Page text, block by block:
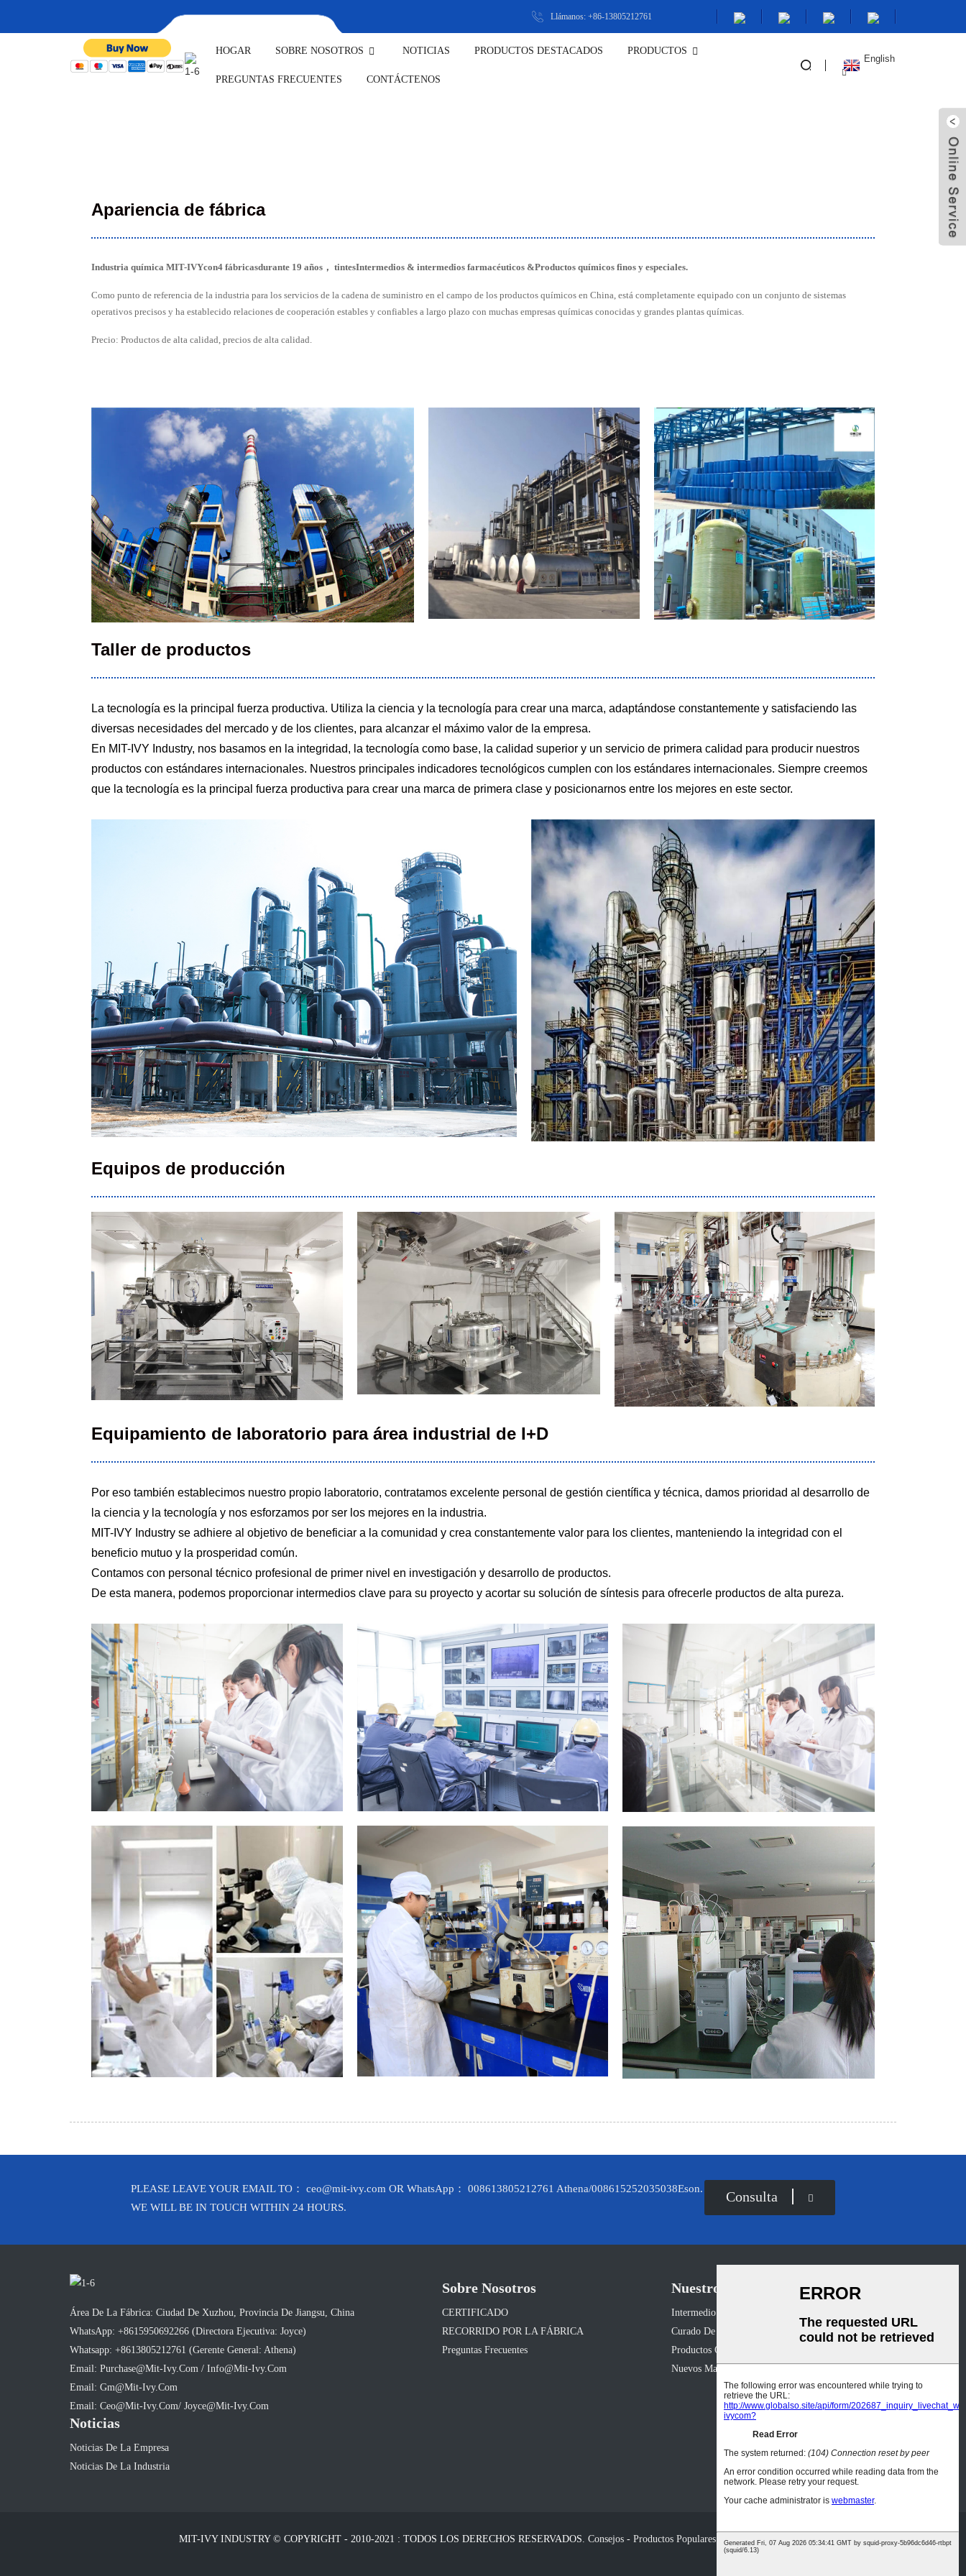
Llámanos: +86-13805212761
HOGAR SOBRE NOSOTROS NOTICIAS PRODUCTOS DESTACADOS PRODUCTOS
PREGUNTAS FRECUENTES CONTÁCTENOS
English
RECORRIDO POR LA FÁBRICA
Apariencia de fábrica
Industria química MIT-IVYcon4 fábricasdurante 19 años ， tintesIntermedios & intermedios farmacéuticos &Productos químicos finos y especiales.
Como punto de referencia de la industria para los servicios de la cadena de suministro en el campo de los productos químicos en China, está completamente equipado con un conjunto de sistemas
operativos precisos y ha establecido relaciones de cooperación estables y confiables a largo plazo con muchas empresas químicas conocidas y grandes plantas químicas.
Precio: Productos de alta calidad, precios de alta calidad.
Taller de productos
La tecnología es la principal fuerza productiva. Utiliza la ciencia y la tecnología para crear una marca, adaptándose constantemente y satisfaciendo las
diversas necesidades del mercado y de los clientes, para alcanzar el máximo valor de la empresa.
En MIT-IVY Industry, nos basamos en la integridad, la tecnología como base, la calidad superior y un servicio de primera calidad para producir nuestros
productos con estándares internacionales. Nuestros principales indicadores tecnológicos cumplen con los estándares internacionales. Siempre creemos
que la tecnología es la principal fuerza productiva para crear una marca de primera clase y posicionarnos entre los mejores en este sector.
Equipos de producción
Equipamiento de laboratorio para área industrial de I+D
Por eso también establecimos nuestro propio laboratorio, contratamos excelente personal de gestión científica y técnica, damos prioridad al desarrollo de
la ciencia y la tecnología y nos esforzamos por ser los mejores en la industria.
MIT-IVY Industry se adhiere al objetivo de beneficiar a la comunidad y crea constantemente valor para los clientes, manteniendo la integridad con el
beneficio mutuo y la prosperidad común.
Contamos con personal técnico profesional de primer nivel en investigación y desarrollo de productos.
De esta manera, podemos proporcionar intermedios clave para su proyecto y acortar su solución de síntesis para ofrecerle productos de alta pureza.
PLEASE LEAVE YOUR EMAIL TO： ceo@mit-ivy.com OR WhatsApp： 008613805212761 Athena/008615252035038Eson.
WE WILL BE IN TOUCH WITHIN 24 HOURS.
Consulta
Área De La Fábrica: Ciudad De Xuzhou, Provincia De Jiangsu, China
WhatsApp: +8615950692266 (Directora Ejecutiva: Joyce)
Whatsapp: +8613805212761 (Gerente General: Athena)
Email: Purchase@mit-Ivy.com / Info@mit-Ivy.com
Email: Gm@mit-Ivy.com
Email: Ceo@mit-Ivy.com/ Joyce@mit-Ivy.com
Sobre Nosotros
CERTIFICADO
RECORRIDO POR LA FÁBRICA
Preguntas Frecuentes
Nuestros Productos
Intermedio Orgánico
Curado De Resina
Productos Químicos Finos Y Especiales
Nuevos Materiales Energéticos
Noticias
Noticias De La Empresa
Noticias De La Industria
MIT-IVY INDUSTRY © COPYRIGHT - 2010-2021 : TODOS LOS DERECHOS RESERVADOS. Consejos - Productos Populares -Mapa Del Sitio